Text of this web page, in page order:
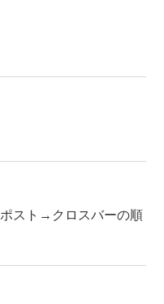
スト→クロスバーの順